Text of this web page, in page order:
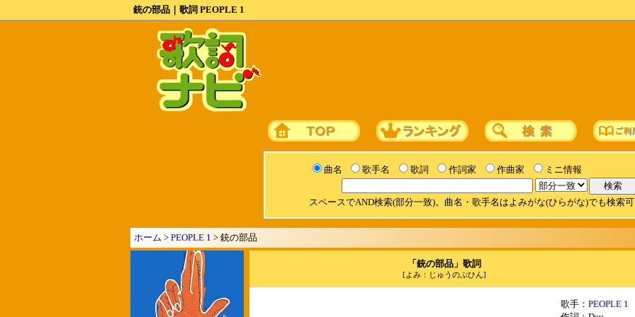
銃の部品｜歌詞 PEOPLE 1
曲名 歌手名 歌詞 作詞家 作曲家 ミニ情報
スペースでAND検索(部分一致)。曲名・歌手名はよみがな(ひらがな)でも検索
ホーム > PEOPLE 1 > 銃の部品
「銃の部品」歌詞
[よみ：じゅうのぶひん]
歌手： PEOPLE 1